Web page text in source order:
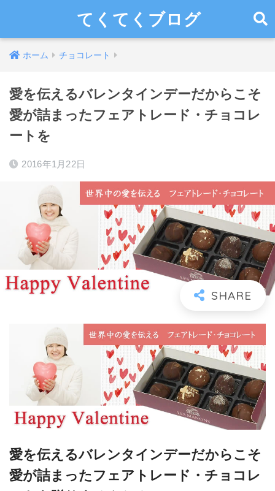
てくてくブログ
ホーム チョコレート
愛を伝えるバレンタインデーだからこそ
愛が詰まったフェアトレード・チョコレ
ートを
2016年1月22日
愛を伝えるバレンタインデーだからこそ
愛が詰まったフェアトレード・チョコレ